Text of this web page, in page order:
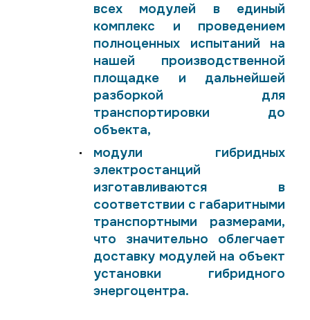
всех модулей в единый
комплекс и проведением
полноценных испытаний на
нашей производственной
площадке и дальнейшей
разборкой для
транспортировки до
объекта,
модули гибридных
электростанций
изготавливаются в
соответствии с габаритными
транспортными размерами,
что значительно облегчает
доставку модулей на объект
установки гибридного
энергоцентра.